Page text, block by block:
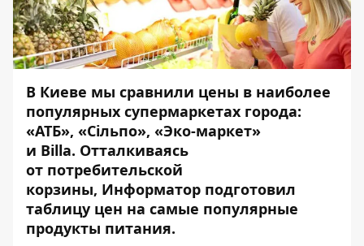
В Киеве мы сравнили цены в наиболее
популярных супермаркетах города:
«АТБ», «Сiльпо», «Эко-маркет»
и Billa. Отталкиваясь
от потребительской
корзины, Информатор подготовил
таблицу цен на самые популярные
продукты питания.